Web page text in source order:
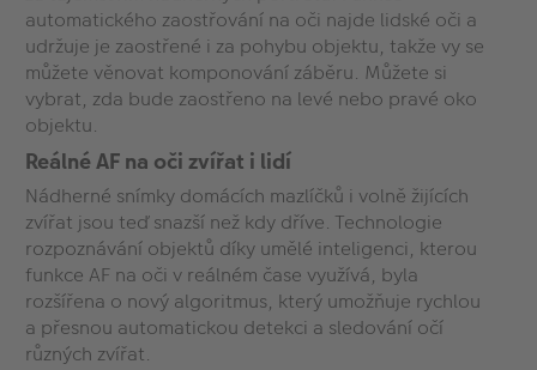
automatického zaostřování na oči najde lidské oči a
udržuje je zaostřené i za pohybu objektu, takže vy se
můžete věnovat komponování záběru. Můžete si
vybrat, zda bude zaostřeno na levé nebo pravé oko
objektu.
Reálné AF na oči zvířat i lidí
Nádherné snímky domácích mazlíčků i volně žijících
zvířat jsou teď snazší než kdy dříve. Technologie
rozpoznávání objektů díky umělé inteligenci, kterou
funkce AF na oči v reálném čase využívá, byla
rozšířena o nový algoritmus, který umožňuje rychlou
a přesnou automatickou detekci a sledování očí
různých zvířat.